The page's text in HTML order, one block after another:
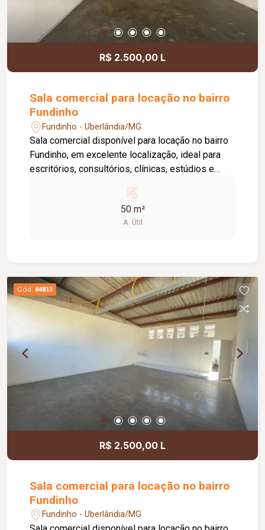
locatário. Entre em contato para mais
informações e agende uma visita.
R$ 2.500,00 L
Sala comercial para locação no bairro
Fundinho
Fundinho - Uberlândia/MG
Sala comercial disponível para locação no bairro
Fundinho, em excelente localização, ideal para
escritórios, consultórios, clínicas, estúdios e
aproximadamente 50 m², forro em gesso, copa,
ponto de água, interfone e acesso por senha,
oferecendo praticidade e funcionalidade para o
banheiros feminino e masculino com
acessibilidade, controle de acesso facial, água
inclusa no condomínio, zelador e limpeza das
áreas comuns, copa, DML (Depósito de Material
de Limpeza), sistema de ronda, alarme, câmeras
de segurança e internet disponível. Como
diferencial, existe a possibilidade de ampliação
da área da sala, conforme a necessidade do
locatário. Entre em contato para mais
informações e agende uma visita.
50 m²
A. Útil
Cód. 84813
R$ 2.500,00 L
Sala comercial para locação no bairro
Fundinho
Fundinho - Uberlândia/MG